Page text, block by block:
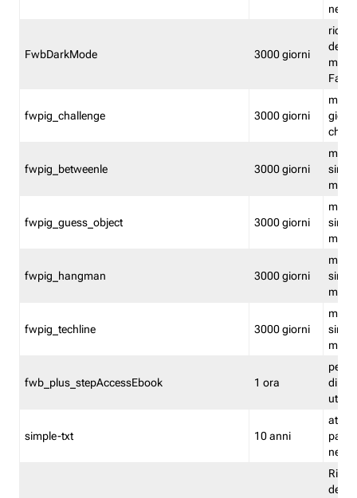
FwbDarkMode 3000 giorni
fwpig_challenge 3000 giorni
fwpig_betweenle 3000 giorni
fwpig_guess_object 3000 giorni
fwpig_hangman 3000 giorni
fwpig_techline 3000 giorni
fwb_plus_stepAccessEbook 1 ora
di un
simple-txt 10 anni
attiva